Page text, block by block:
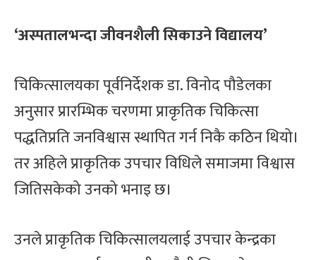
‘अस्पतालभन्दा जीवनशैली सिकाउने विद्यालय’
चिकित्सालयका पूर्वनिर्देशक डा. विनोद पौडेलका
अनुसार प्रारम्भिक चरणमा प्राकृतिक चिकित्सा
पद्धतिप्रति जनविश्वास स्थापित गर्न निकै कठिन थियो।
तर अहिले प्राकृतिक उपचार विधिले समाजमा विश्वास
जितिसकेको उनको भनाइ छ।
उनले प्राकृतिक चिकित्सालयलाई उपचार केन्द्रका